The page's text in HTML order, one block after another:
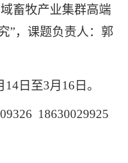
畜牧产业集群高端
”， 课题负责人：郭
14 日至3月 16 日。
18630029925